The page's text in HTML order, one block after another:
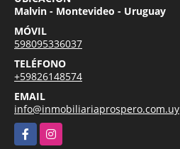
Malvin - Montevideo - Uruguay
MÓVIL
598095336037
TELÉFONO
+59826148574
EMAIL
info@inmobiliariaprospero.com.uy
FacebookInstagram